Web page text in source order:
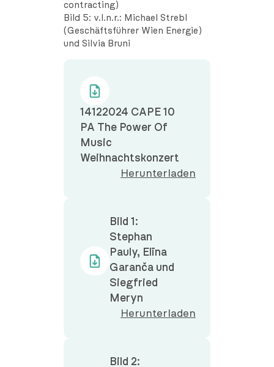
contracting)
Bild 5: v.l.n.r.: Michael Strebl
(Geschäftsführer Wien Energie)
und Silvia Bruni
14122024 CAPE 10
PA The Power Of
Music
Weihnachtskonzert
Herunterladen
Bild 1:
Stephan
Pauly, Elīna
Garanča und
Siegfried
Meryn
Herunterladen
Bild 2: